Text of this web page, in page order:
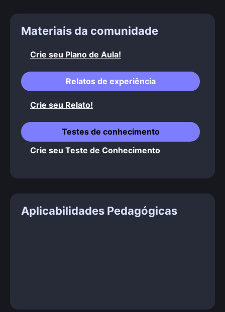
Materiais da comunidade
Crie seu Plano de Aula!
Relatos de experiência
Crie seu Relato!
Testes de conhecimento
Crie seu Teste de Conhecimento
Aplicabilidades Pedagógicas